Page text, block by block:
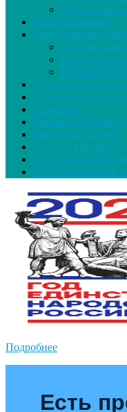
Аттестация
Наши партнеры
Организация
Организация
Ежедневное
Основные
План работы
Профсоюз
Рекомендации
Ресурсный Центр
Сетевое
Социально-
Часто задаваемые
Подробнее
Есть